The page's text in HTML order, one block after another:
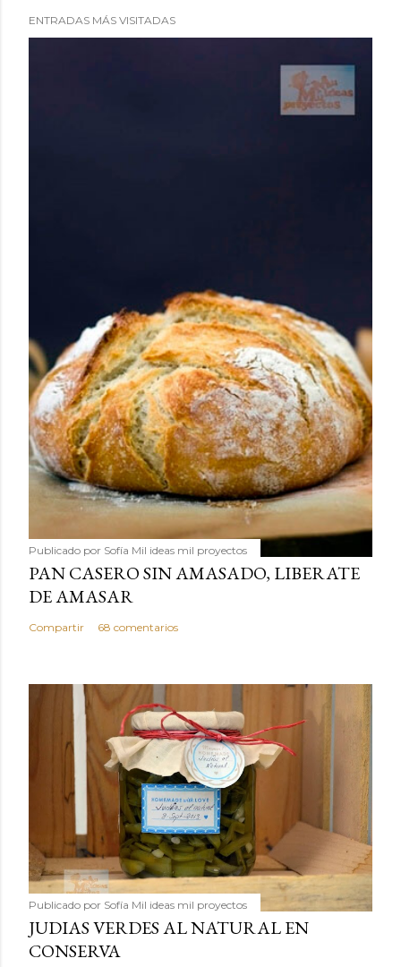
ENTRADAS MÁS VISITADAS
Publicado por Sofía Mil ideas mil proyectos
PAN CASERO SIN AMASADO, LIBERATE
DE AMASAR
Compartir 68 comentarios
Publicado por Sofía Mil ideas mil proyectos
JUDIAS VERDES AL NATURAL EN
CONSERVA